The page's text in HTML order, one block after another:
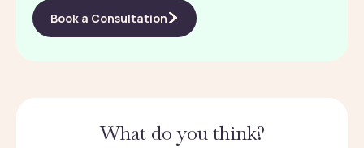
Book a Consultation
What do you think?